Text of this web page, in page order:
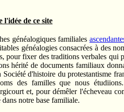
l'idée de ce site
généalogiques familiales
généalogies consacrées à des
pour fixer des traditions verbales qui
hérité de documents familiaux
d'histoire du protestantisme
des familles que nous
et, pour démêler l'écheveau
notre base familiale.